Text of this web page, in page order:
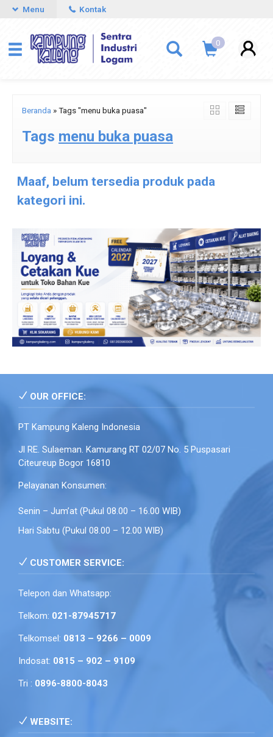
Menu Kontak
0
Beranda »Tags "menu buka puasa"
Tags menu buka puasa
Maaf, belum tersedia produk pada
kategori ini.
OUR OFFICE:
PT Kampung Kaleng Indonesia
Jl RE. Sulaeman. Kamurang RT 02/07 No. 5 Puspasari
Citeureup Bogor 16810
Pelayanan Konsumen:
Senin – Jum’at (Pukul 08.00 – 16.00 WIB)
Hari Sabtu (Pukul 08.00 – 12.00 WIB)
CUSTOMER SERVICE:
Telepon dan Whatsapp:
Telkom: 021-87945717
Telkomsel: 0813 – 9266 – 0009
Indosat: 0815 – 902 – 9109
Tri : 0896-8800-8043
WEBSITE: